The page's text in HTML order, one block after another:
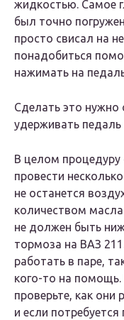
жидкостью. Самое
был точно
просто свисал на
понадобиться
нажимать на
Сделать это нужно
удерживать
В целом процедуру
провести
не останется
количеством масла
не должен быть
тормоза на ВАЗ
работать в паре,
кого-то на
проверьте, как они
и если